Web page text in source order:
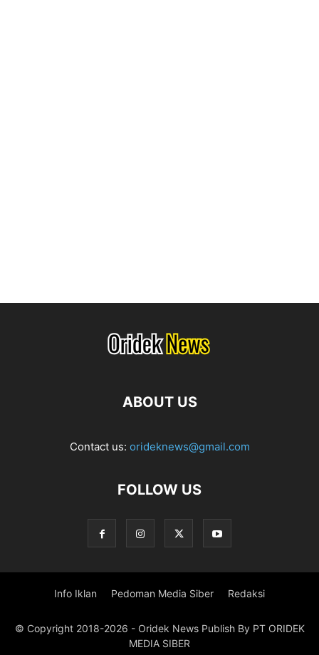
ABOUT US
Contact us: orideknews@gmail.com
FOLLOW US
Info Iklan Pedoman Media Siber Redaksi
© Copyright 2018-2026 - Oridek News Publish By PT ORIDEK
MEDIA SIBER